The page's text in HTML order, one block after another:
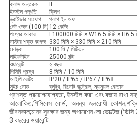
ক্লাস অন্তরক
ইনস্টল পদ্ধতি
ক্লিপ
ড্রাইভার সংযোগ
প্লাগ ইন অফ
নেট ওজন (100 মি) 12 কেজি
পণ্যের আকার
L100000 মিমি × W16.5 মিমি × H6.5
মাস্টার শক্ত কাগজ 330 মিমি × 330 মিমি × 210 মিমি
মোড়ক
100 মি / সিটিএন
লাইফটাইম
25000 ঘন্টা
ওয়ারেন্টি
২ বছর
পিসিবি প্রস্থ
8 মিমি / 10 মিমি
আইপি রেটিং
IP20 / IP65 / IP67 / IP68
সুইচ মোড
ব্লুটুথ, রিমোট কন্ট্রোল, ম্যানুয়াল বোতাম
প্রশস্ত প্রয়োগযোগ্যতা, ইনস্টল করা এবং বজায় রাখা
আলোকিত;পিসিবেস বোর্ড, অনন্য জলরোধী
জীবনকাল;মানব সুরক্ষার জন্য অপারেশন লো ভোল্টেজ
3 বছরের ওয়ারেন্টি